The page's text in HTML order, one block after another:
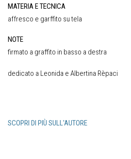
MATERIA E TECNICA
affresco e garffito su tela
NOTE
firmato a graffito in basso a destra
dedicato a Leonida e Albertina Rèpaci
SCOPRI DI PIÙ SULL'AUTORE